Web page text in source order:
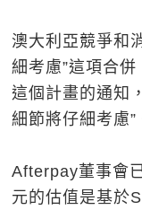
澳大利亞競爭和
細考慮”這項合
這個計畫的通知
細節將仔細考慮”
Afterpay董事會
元的估值是基於